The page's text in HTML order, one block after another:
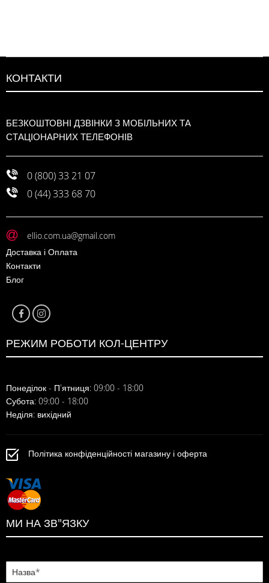
КОНТАКТИ
БЕЗКОШТОВНІ ДЗВІНКИ З МОБІЛЬНИХ ТА
СТАЦІОНАРНИХ ТЕЛЕФОНІВ
0 (800) 33 21 07
0 (44) 333 68 70
ellio.com.ua@gmail.com
Доставка і Оплата
Контакти
Блог
РЕЖИМ РОБОТИ КОЛ-ЦЕНТРУ
Понеділок - П'ятниця: 09:00 - 18:00
Субота: 09:00 - 18:00
Неділя: вихідний
Політика конфіденційності магазину і оферта
МИ НА ЗВ"ЯЗКУ